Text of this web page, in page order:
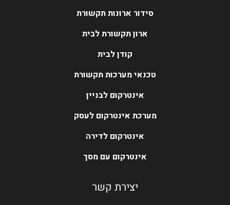
סידור ארונות תקשורת
ארון תקשורת לבית
קודן לבית
טכנאי מערכות תקשורת
אינטרקום לבניין
מערכת אינטרקום לעסק
אינטרקום לדירה
אינטרקום עם מסך
יצירת קשר